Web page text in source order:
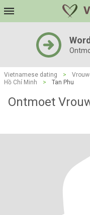
Vietnamese dating >
Hồ Chí Minh
> Tan Phu
Ontmoet